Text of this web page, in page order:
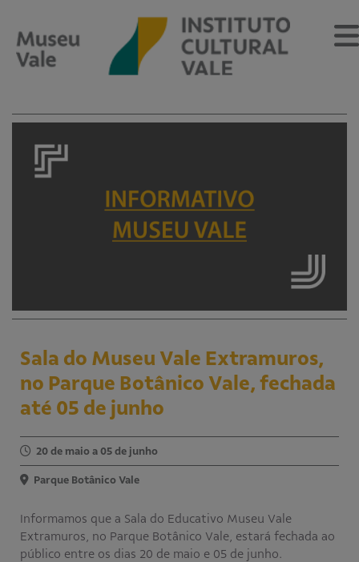
Sobre
Museu Vale Extramuros
Sobre o Instituto Cultural Vale
Estrutura Organizacional
Educativo
Programa Aprendiz
Workshops
Publicações
Fale conosco
Sala do Museu Vale Extramuros,
no Parque Botânico Vale, fechada
até 05 de junho
20 de maio a 05 de junho
Parque Botânico Vale
Informamos que a Sala do Educativo Museu Vale
Extramuros, no Parque Botânico Vale, estará fechada ao
público entre os dias 20 de maio e 05 de junho.